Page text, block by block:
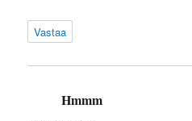
Vastaa
Hmmm